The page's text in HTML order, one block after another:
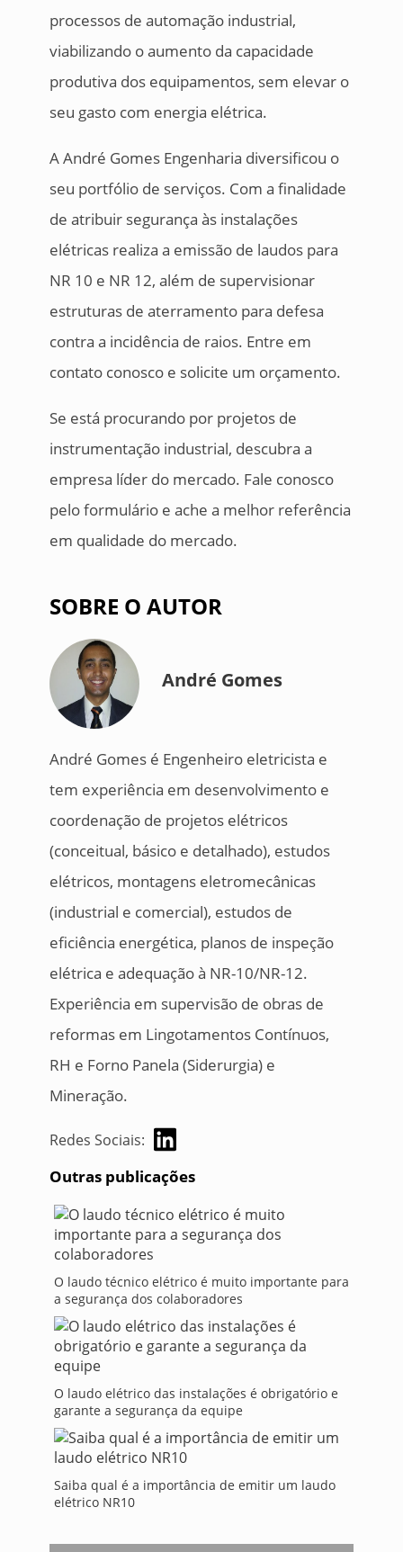
processos de automação industrial,
viabilizando o aumento da capacidade
produtiva dos equipamentos, sem elevar o
seu gasto com energia elétrica.
A André Gomes Engenharia diversificou o
seu portfólio de serviços. Com a finalidade
de atribuir segurança às instalações
elétricas realiza a emissão de laudos para
NR 10 e NR 12, além de supervisionar
estruturas de aterramento para defesa
contra a incidência de raios. Entre em
contato conosco e solicite um orçamento.
Se está procurando por projetos de
instrumentação industrial, descubra a
empresa líder do mercado. Fale conosco
pelo formulário e ache a melhor referência
em qualidade do mercado.
SOBRE O AUTOR
André Gomes
André Gomes é Engenheiro eletricista e
tem experiência em desenvolvimento e
coordenação de projetos elétricos
(conceitual, básico e detalhado), estudos
elétricos, montagens eletromecânicas
(industrial e comercial), estudos de
eficiência energética, planos de inspeção
elétrica e adequação à NR-10/NR-12.
Experiência em supervisão de obras de
reformas em Lingotamentos Contínuos,
RH e Forno Panela (Siderurgia) e
Mineração.
Redes Sociais:
Outras publicações
O laudo técnico elétrico é muito importante para
a segurança dos colaboradores
O laudo elétrico das instalações é obrigatório e
garante a segurança da equipe
Saiba qual é a importância de emitir um laudo
elétrico NR10